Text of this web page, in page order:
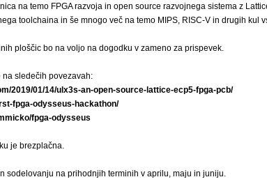
na temo FPGA razvoja in open source razvojnega sistema z
toolchaina in še mnogo več na temo MIPS, RISC-V in drugih kul
ploščic bo na voljo na dogodku v zameno za prispevek.
na sledečih povezavah:
2019/01/14/ulx3s-an-open-source-lattice-ecp5-fpga-pcb/
fpga-odysseus-hackathon/
fpga-odysseus
je brezplačna.
sodelovanju na prihodnjih terminih v aprilu, maju in juniju.